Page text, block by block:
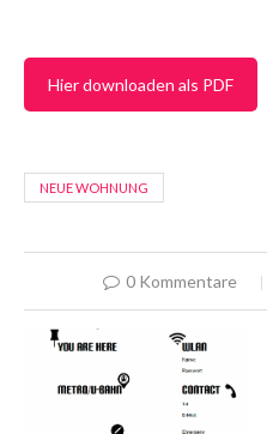
Hier downloaden als PDF
NEUE WOHNUNG
0 Kommentare